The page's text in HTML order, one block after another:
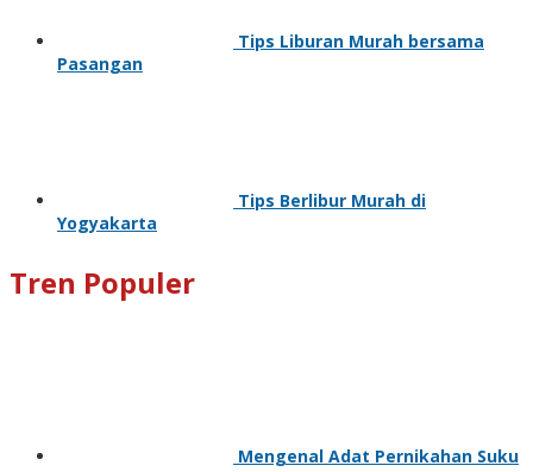
Tips Liburan Murah bersama
Pasangan
Tips Berlibur Murah di
Yogyakarta
Tren Populer
Mengenal Adat Pernikahan Suku